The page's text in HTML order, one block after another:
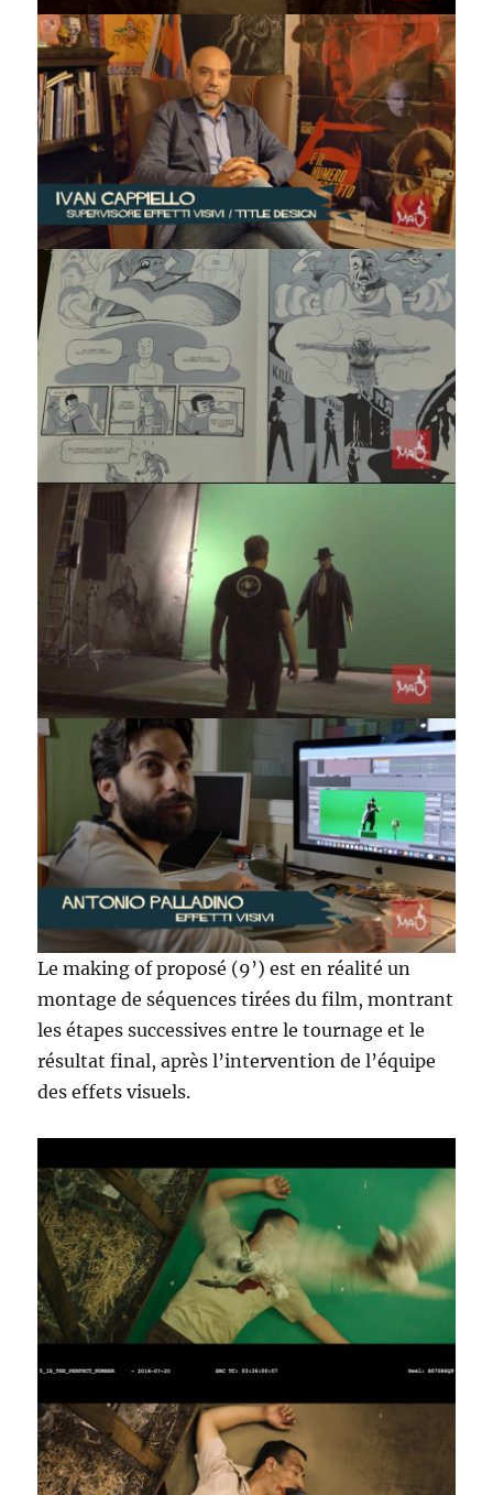
Le making of proposé (9’) est en réalité un
montage de séquences tirées du film, montrant
les étapes successives entre le tournage et le
résultat final, après l’intervention de l’équipe
des effets visuels.